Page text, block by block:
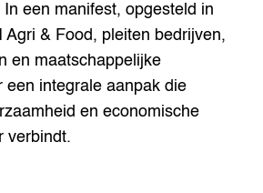
een manifest, opgesteld in
Agri & Food, pleiten bedrijven,
en maatschappelijke
een integrale aanpak die
en economische
verbindt.